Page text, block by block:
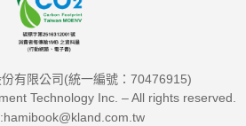
有限公司(統一編號：70476915)
Technology Inc. – All rights reserved.